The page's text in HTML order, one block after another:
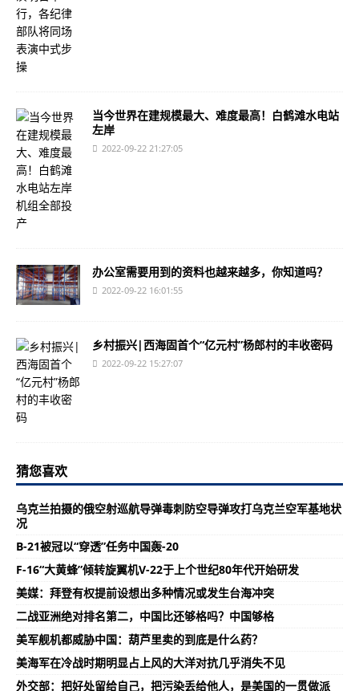
当今世界在建规模最大、难度最高！白鹤滩水电站
左岸
2022-09-22 21:27:05
办公室需要用到的资料也越来越多，你知道吗？
2022-09-22 16:01:55
乡村振兴|西海固首个“亿元村”杨郎村的丰收密码
2022-09-22 15:27:07
猜您喜欢
乌克兰拍摄的俄空射巡航导弹毒刺防空导弹攻打乌克兰空军基地状
况
B-21被冠以“穿透”任务中国轰-20
F-16“大黄蜂”倾转旋翼机V-22于上个世纪80年代开始研发
美媒：拜登有权提前设想出多种情况或发生台海冲突
二战亚洲绝对排名第二，中国比还够格吗？中国够格
美军舰机都威胁中国：葫芦里卖的到底是什么药？
美海军在冷战时期明显占上风的大洋对抗几乎消失不见
外交部：把好处留给自己，把污染丢给他人，是美国的一贯做派